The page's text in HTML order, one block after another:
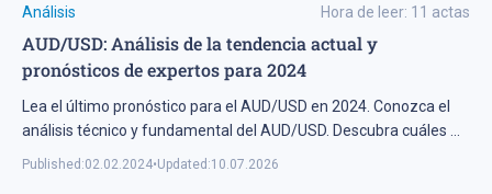
Análisis Hora de leer: 11 actas
AUD/USD: Análisis de la tendencia actual y
pronósticos de expertos para 2024
Lea el último pronóstico para el AUD/USD en 2024. Conozca el
análisis técnico y fundamental del AUD/USD. Descubra cuáles ...
Published:02.02.2024•Updated:10.07.2026